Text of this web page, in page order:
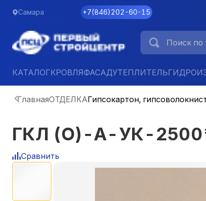
Самара +7(846)202-60-15
КАТАЛОГКРОВЛЯФАСАДУТЕПЛИТЕЛЬ
ГлавнаяОТДЕЛКАГипсокартон,
ГКЛ (О)-А-УК-
Сравнить